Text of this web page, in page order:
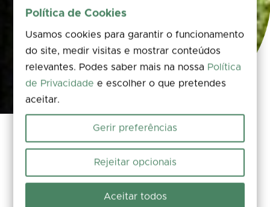
A aventura chama por ti nas serras de Ansião e
Alvaiázere, onde o calcário guarda segredos
milenares. Com a app Outdooractive, levas o
Política de Cookies
Usamos cookies para garantir o funcionamento
do site, medir visitas e mostrar conteúdos
relevantes. Podes saber mais na nossa Política
de Privacidade e escolher o que pretendes
aceitar.
Gerir preferências
Rejeitar opcionais
Aceitar todos